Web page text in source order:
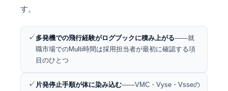
す。
✓ 多発機での飛行経験がログブックに積み上がる——就
職市場でのMulti時間は採用担当者が最初に確認する項
目のひとつ
✓ 片発停止手順が体に染み込む——VMC・Vyse・Vsseの